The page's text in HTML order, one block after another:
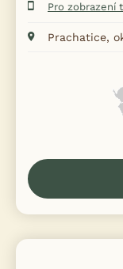
Pro zobrazení
Prachatice,